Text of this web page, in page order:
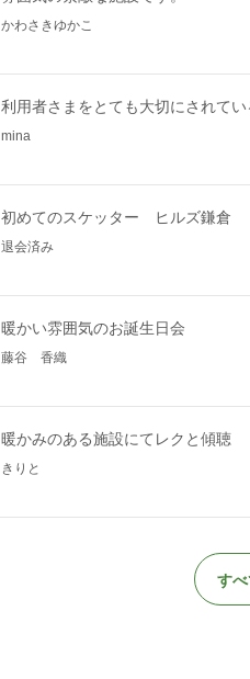
かわさきゆかこ
利用者さまをとても大切にされて
mina
初めてのスケッター ヒルズ鎌倉
退会済み
暖かい雰囲気のお誕生日会
藤谷 香織
暖かみのある施設にてレクと傾聴
きりと
す